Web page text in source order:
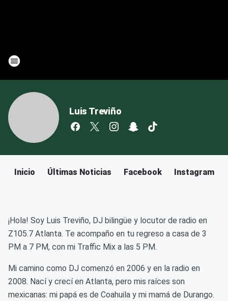
Luis Treviño
Inicio Últimas Noticias Facebook Instagram
¡Hola! Soy Luis Treviño, DJ bilingüe y locutor de radio en
Z105.7 Atlanta. Te acompaño en tu regreso a casa de 3
PM a 7 PM, con mi Traffic Mix a las 5 PM.
Mi camino como DJ comenzó en 2006 y en la radio en
2008. Nací y crecí en Atlanta, pero mis raíces son
mexicanas: mi papá es de Coahuila y mi mamá de Durango.